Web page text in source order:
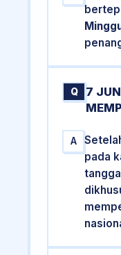
Q
7
A
pada